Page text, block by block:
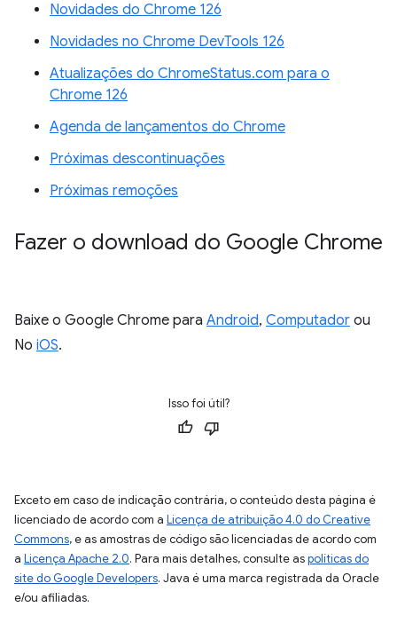
Novidades do Chrome 126
Novidades no Chrome DevTools 126
Atualizações do ChromeStatus.com para o
Chrome 126
Agenda de lançamentos do Chrome
Próximas descontinuações
Próximas remoções
Fazer o download do Google Chrome
Baixe o Google Chrome para Android, Computador ou
No iOS.
Isso foi útil?
Exceto em caso de indicação contrária, o conteúdo desta página é
licenciado de acordo com a Licença de atribuição 4.0 do Creative
Commons, e as amostras de código são licenciadas de acordo com
a Licença Apache 2.0. Para mais detalhes, consulte aspolíticas do
site do Google Developers. Java é uma marca registrada da Oracle
e/ou afiliadas.